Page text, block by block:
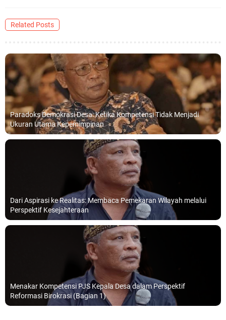
Related Posts
Paradoks Demokrasi Desa: Ketika Kompetensi Tidak Menjadi
Ukuran Utama Kepemimpinan
Dari Aspirasi ke Realitas: Membaca Pemekaran Wilayah melalui
Perspektif Kesejahteraan
Menakar Kompetensi PJS Kepala Desa dalam Perspektif
Reformasi Birokrasi (Bagian 1)